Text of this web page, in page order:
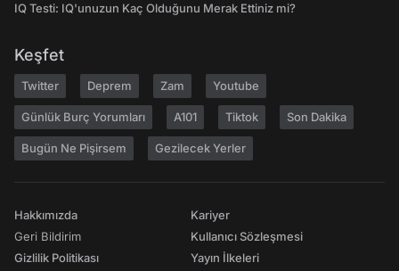
IQ Testi: IQ'unuzun Kaç Olduğunu Merak Ettiniz mi?
Keşfet
Twitter Deprem Zam Youtube
Günlük Burç Yorumları A101 Tiktok Son Dakika
Bugün Ne Pişirsem Gezilecek Yerler
Hakkımızda
Geri Bildirim
Gizlilik Politikası
Kariyer
Kullanıcı Sözleşmesi
Yayın İlkeleri